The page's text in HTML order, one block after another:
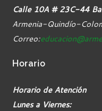
Calle 10A # 23C-44
Armenia-Quindío-
Correo:
Horario
Horario de Atención
Lunes a Viernes: